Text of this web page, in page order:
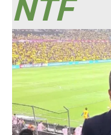
NTF